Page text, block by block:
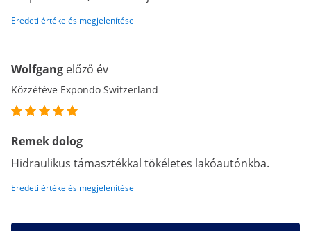
Eredeti értékelés megjelenítése
Wolfgang előző év
Közzétéve Expondo Switzerland
Remek dolog
Hidraulikus támasztékkal tökéletes lakóautónkba.
Eredeti értékelés megjelenítése